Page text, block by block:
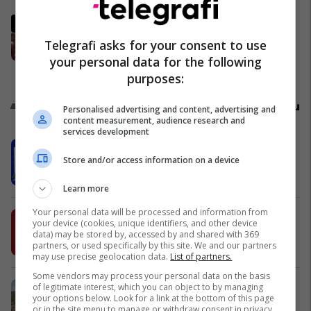
Përfundon numërimi i votave në
përfaqësitë diplomatike, LVV mbi
83 për qind të votave
Politikë
Promo Reklamo këtu
karrierë të re
Kursimet e mençura – Si të përfitoni
më shumë nga paratë tuaja
BKT
IPKO mirëpret diasporën me oferta
të veçanta për verën 2026
Telegrafi asks for your consent to use
your personal data for the following
purposes:
Personalised advertising and content, advertising and
content measurement, audience research and
services development
Store and/or access information on a device
Learn more
Your personal data will be processed and information from
your device (cookies, unique identifiers, and other device
data) may be stored by, accessed by and shared with 369
partners, or used specifically by this site. We and our partners
may use precise geolocation data. List of partners.
Some vendors may process your personal data on the basis
of legitimate interest, which you can object to by managing
your options below. Look for a link at the bottom of this page